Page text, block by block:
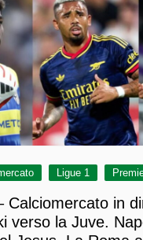
Ligue 1
Calciomercato in
verso la Juve.